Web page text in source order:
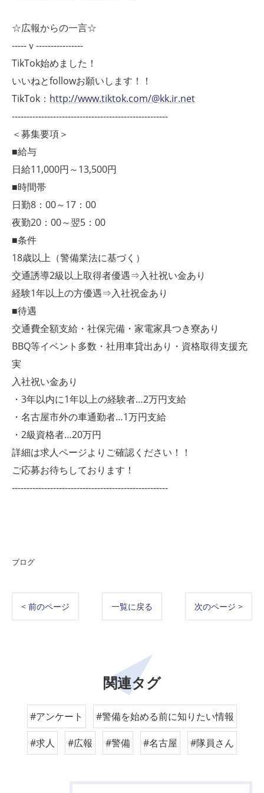
☆広報からの一言☆
-----ｖ----------------
TikTok始めました！
いいねとfollowお願いします！！
TikTok： http://www.tiktok.com/@kk.ir.net
-----------------------------------------------------
＜募集要項＞
■給与
日給11,000円～13,500円
■時間帯
日勤8：00～17：00
夜勤20：00～翌5：00
■条件
18歳以上（警備業法に基づく）
交通誘導2級以上取得者優遇⇒入社祝い金あり
経験1年以上の方優遇⇒入社祝金あり
■待遇
交通費全額支給・社保完備・家電家具つき寮あり
BBQ等イベント多数・社用車貸出あり・資格取得支援充
実
入社祝い金あり
・3年以内に1年以上の経験者…2万円支給
・名古屋市外の車通勤者…1万円支給
・2級資格者…20万円
詳細は求人ページよりご確認ください！！
ご応募お待ちしております！
-----------------------------------------------------
ブログ
< 前のページ 一覧に戻る 次のページ >
関連タグ
#アンケート #警備を始める前に知りたい情報
#求人 #広報 #警備 #名古屋 #隊員さん